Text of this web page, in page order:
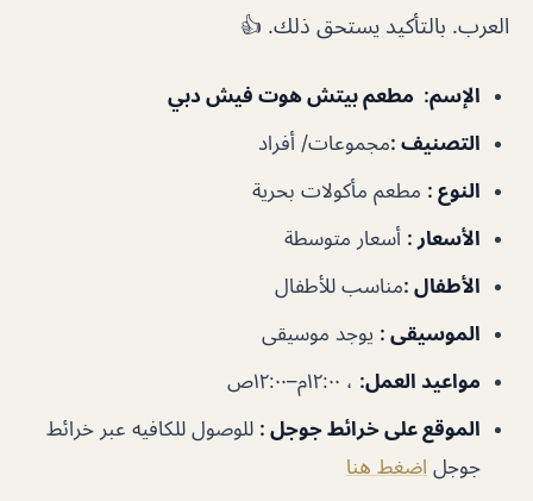
العرب. بالتأكيد يستحق ذلك. 👍
الإسم: مطعم بيتش هوت فيش دبي
التصنيف :مجموعات/ أفراد
النوع : مطعم مأكولات بحرية
الأسعار : أسعار متوسطة
الأطفال :مناسب للأطفال
الموسيقى : يوجد موسيقى
مواعيد العمل: ، ١٢:٠٠م–١٢:٠٠ص
الموقع على خرائط جوجل : للوصول للكافيه عبر خرائط
جوجل اضغط هنا